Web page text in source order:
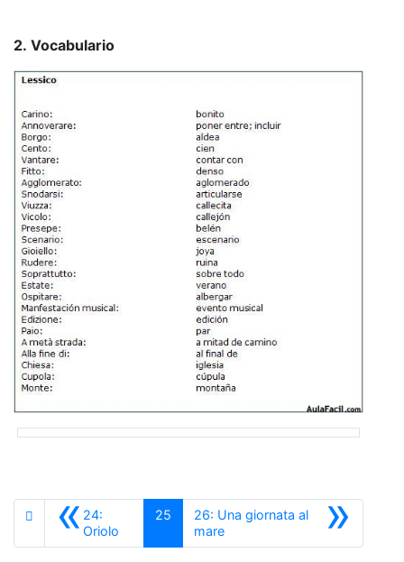
2. Vocabulario
«24:
Oriolo
25 »
26: Una giornata al
mareSiguiente